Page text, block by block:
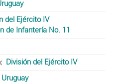
del Ejército IV
de Infantería No. 11
División del Ejército IV
Uruguay